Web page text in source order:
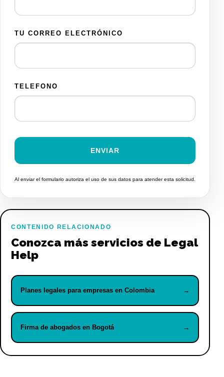
TU CORREO ELECTRÓNICO
TELEFONO
Al enviar el formulario autoriza el uso de sus datos para atender esta solicitud.
CONTENIDO RELACIONADO
Conozca más servicios de Legal
Help
Planes legales para empresas en Colombia →
Firma de abogados en Bogotá →